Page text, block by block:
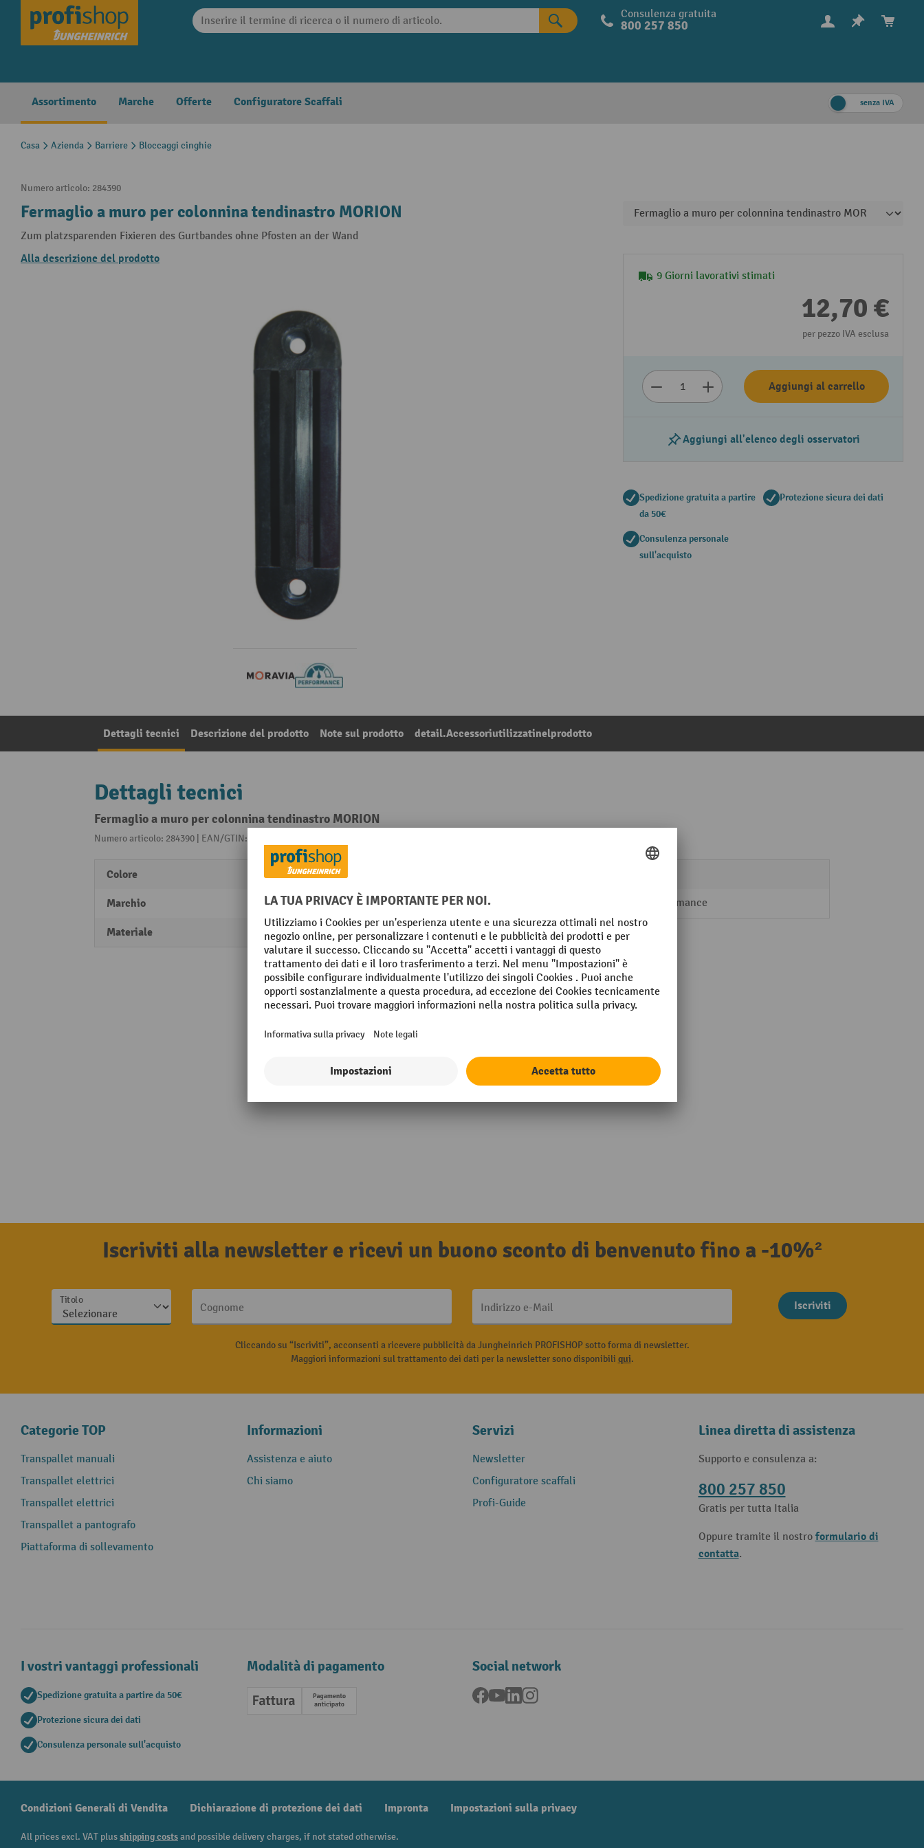
Skip to main navigation Consulenza gratuita
800 257 850
Assortimento Marche Offerte Configuratore Scaffali senza IVA
Casa Azienda Barriere Bloccaggi cinghie
Numero articolo: 284390
Fermaglio a muro per colonnina tendinastro MORION
Zum platzsparenden Fixieren des Gurtbandes ohne Pfosten an der Wand
Alla descrizione del prodotto
9 Giorni lavorativi stimati
12,70 €
per pezzo IVA esclusa
Aggiungi al carrello
Aggiungi all'elenco degli osservatori
Spedizione gratuita a partire
da 50€
Protezione sicura dei dati
Consulenza personale
sull'acquisto
Dettagli tecnici Descrizione del prodotto Note sul prodotto detail.Accessoriutilizzatinelprodotto
Dettagli tecnici
Fermaglio a muro per colonnina tendinastro MORION
Numero articolo: 284390 | EAN/GTIN: 4055381457291
Colore nero
Marchio MORAVIA
Materiale Plastica ABS
Segmento Performance
Iscriviti alla newsletter e ricevi un buono sconto di benvenuto fino a -10%²
Titolo
Cognome Indirizzo e-Mail Iscriviti
Cliccando su “Iscriviti”, acconsenti a ricevere pubblicità da Jungheinrich PROFISHOP sotto forma di newsletter.
Maggiori informazioni sul trattamento dei dati per la newsletter sono disponibili qui.
Categorie TOP
Transpallet manuali
Transpallet elettrici
Transpallet elettrici
Transpallet a pantografo
Piattaforma di sollevamento
Informazioni
Assistenza e aiuto
Chi siamo
Servizi
Newsletter
Configuratore scaffali
Profi-Guide
Linea diretta di assistenza
Supporto e consulenza a:
800 257 850
Gratis per tutta Italia
Oppure tramite il nostro formulario di
contatta.
I vostri vantaggi professionali
Spedizione gratuita a partire da 50€
Protezione sicura dei dati
Consulenza personale sull'acquisto
Modalità di pagamento
Fattura Pagamento anticipato
Social network
Facebook
YouTubeLinkedInInstagram
Condizioni Generali di Vendita Dichiarazione di protezione dei dati Impronta Impostazioni sulla privacy
All prices excl. VAT plusshipping costsand possible delivery charges, if not stated otherwise.